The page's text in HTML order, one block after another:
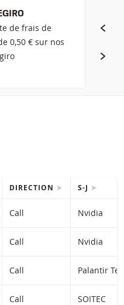
de frais de
0,50 € sur nos
DIRECTION S-J
Call Nvidia
Call Nvidia
Call Palantir
Call SOITEC